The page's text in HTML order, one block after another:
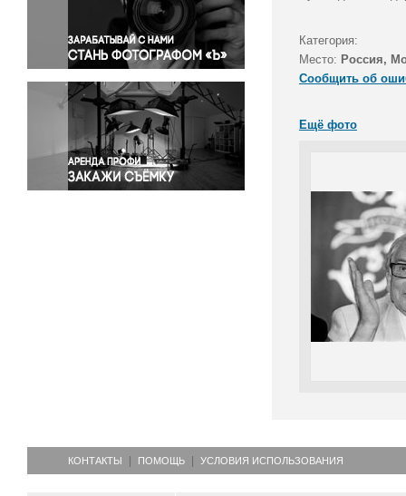
Правосудие
Происшествия и конфликты
Религия
Светская жизнь
Спорт
Экология
Экономика и бизнес
Категория:
Место: Россия,
Сообщить об
Ещё фото
КОНТАКТЫ ПОМОЩЬ УСЛОВИЯ ИСПОЛЬЗОВАНИЯ